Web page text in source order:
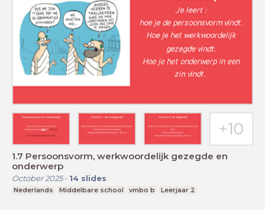
1.7 Persoonsvorm, werkwoordelijk gezegde en
onderwerp
October 2025- 14 slides
Nederlands Middelbare school vmbo b Leerjaar 2